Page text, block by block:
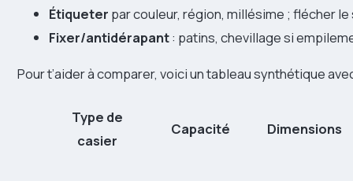
Étiqueter par couleur, région, millésime ; flécher
Fixer/antidérapant: patins, chevillage si
Pour t’aider à comparer, voici un tableau synthétique
Type de
casier
Capacité Dimensions